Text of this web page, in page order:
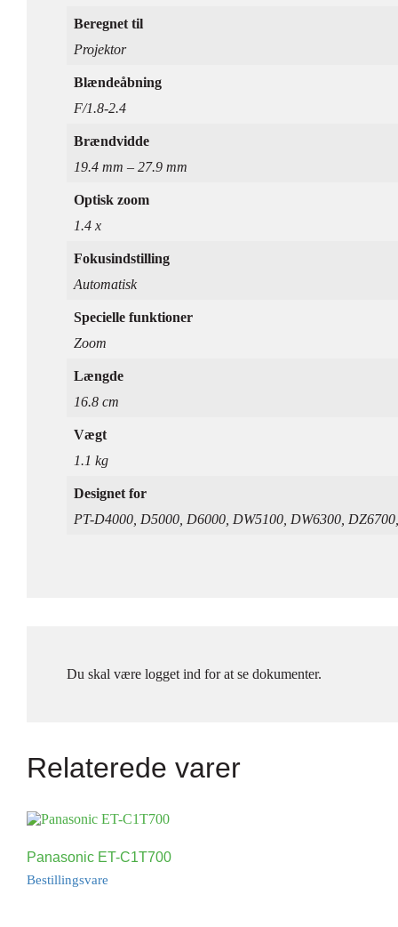
Beregnet til
Projektor
Blændeåbning
F/1.8-2.4
Brændvidde
19.4 mm – 27.9 mm
Optisk zoom
1.4 x
Fokusindstilling
Automatisk
Specielle funktioner
Zoom
Længde
16.8 cm
Vægt
1.1 kg
Designet for
PT-D4000, D5000, D6000, DW5100, DW6300,
Du skal være logget ind for at se dokumenter.
Relaterede varer
Panasonic ET-C1T700
Bestillingsvare